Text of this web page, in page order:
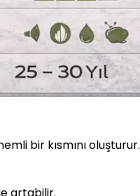
bir kısmını oluşturur.